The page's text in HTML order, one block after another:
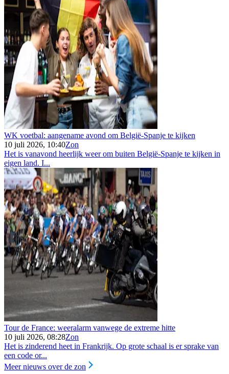
WK voetbal: aangename avond om België-Spanje te kijken
10 juli 2026, 10:40Zon
Het is vanavond heerlijk weer om buiten België-Spanje te kijken in
eigen land. I...
Tour de France: weeralarm vanwege de extreme hitte
10 juli 2026, 08:28Zon
Het is zinderend heet in Frankrijk. Op grote schaal is er sprake van
een code or...
Meer nieuws over de zon